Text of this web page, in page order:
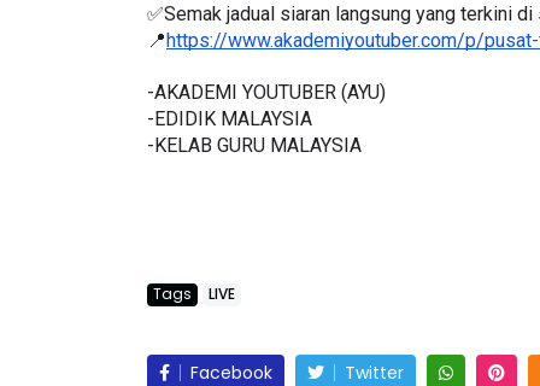
✅Semak jadual siaran langsung yang terkini
📍https://www.akademiyoutuber.com/p/
-AKADEMI YOUTUBER (AYU)
-EDIDIK MALAYSIA
-KELAB GURU MALAYSIA
Tags LIVE
Facebook Twitter